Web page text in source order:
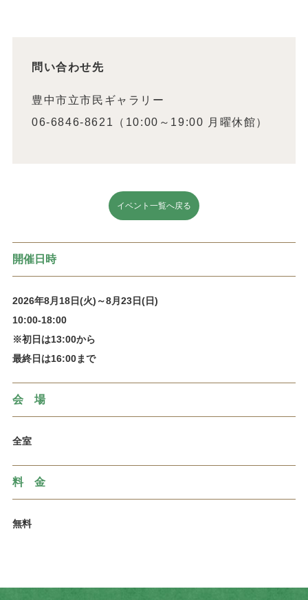
問い合わせ先
豊中市立市民ギャラリー
06-6846-8621（10:00～19:00 月曜休館）
イベント一覧へ戻る
開催日時
2026年8月18日(火)～8月23日(日)
10:00-18:00
※初日は13:00から
最終日は16:00まで
会 場
全室
料 金
無料